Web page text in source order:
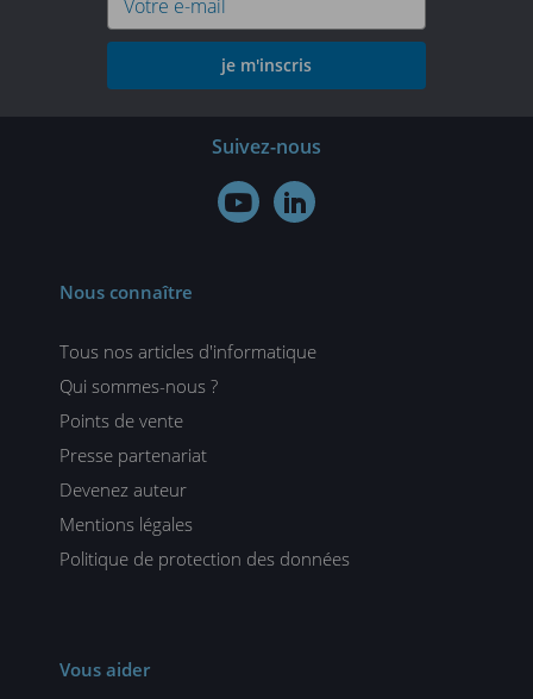
je m'inscris
Suivez-nous
 
Nous connaître
Tous nos articles d'informatique
Qui sommes-nous ?
Points de vente
Presse partenariat
Devenez auteur
Mentions légales
Politique de protection des données
Vous aider